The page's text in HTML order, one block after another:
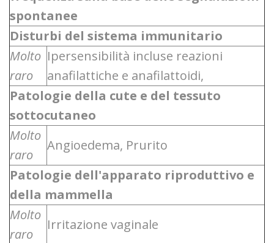
spontanee
Disturbi del sistema immunitario
Molto
raro
Ipersensibilità incluse reazioni
anafilattiche e anafilattoidi,
Patologie della cute e del tessuto
sottocutaneo
Molto
raro
Angioedema, Prurito
Patologie dell'apparato riproduttivo e
della mammella
Molto
raro
Irritazione vaginale